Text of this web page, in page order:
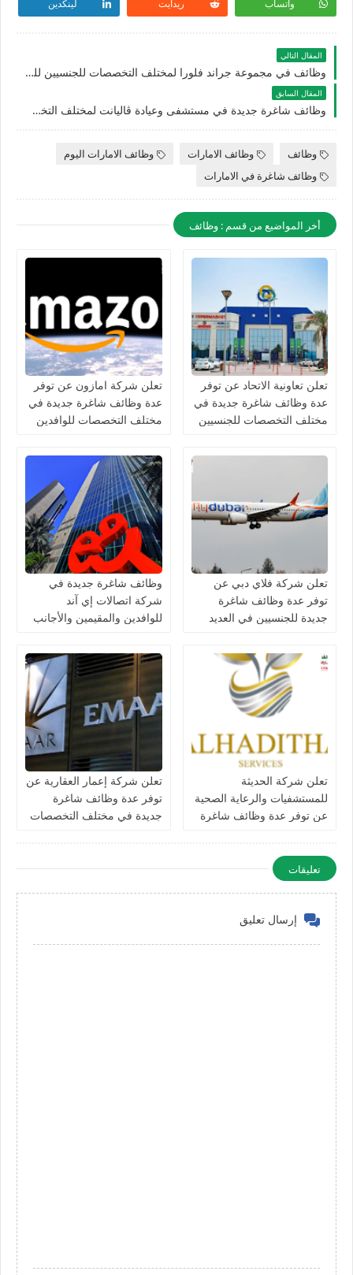
واتساب ريدايت لينكدين
المقال التالي
وظائف في مجموعة جراند فلورا لمختلف التخصصات للجنسيين للوافدين والأجانب في دبي بالامارات
المقال السابق
وظائف شاغرة جديدة في مستشفى وعيادة ڤاليانت لمختلف التخصصات للوافدين والاجانب في الامارات
وظائف وظائف الامارات
وظائف الامارات اليوم
وظائف شاغرة في الامارات
أخر المواضيع من قسم : وظائف
تعلن تعاونية الاتحاد عن توفر
عدة وظائف شاغرة جديدة في
مختلف التخصصات للجنسيين
تعلن شركة امازون عن توفر
عدة وظائف شاغرة جديدة في
مختلف التخصصات للوافدين
تعلن شركة فلاي دبي عن
توفر عدة وظائف شاغرة
جديدة للجنسيين في العديد
وظائف شاغرة جديدة في
شركة اتصالات إي آند
للوافدين والمقيمين والأجانب
تعلن شركة الحديثة
للمستشفيات والرعاية الصحية
عن توفر عدة وظائف شاغرة
تعلن شركة إعمار العقارية عن
توفر عدة وظائف شاغرة
جديدة في مختلف التخصصات
تعليقات
إرسال تعليق